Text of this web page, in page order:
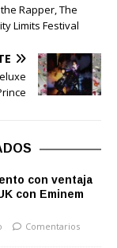
Rapper, The
Limits Festival
con ventaja
con Eminem
Comentarios